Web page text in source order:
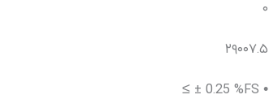
۰
۲۹۰۰۷.۵
≤ ± 0.25 %FS •